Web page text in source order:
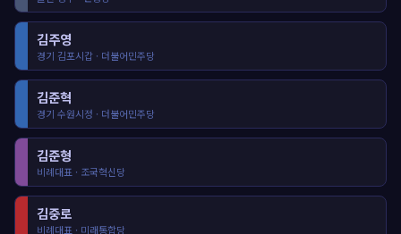
김주영
경기 김포시갑 · 더불어민주당
김준혁
경기 수원시정 · 더불어민주당
김준형
비례대표 · 조국혁신당
김중로
비례대표 · 미래통합당